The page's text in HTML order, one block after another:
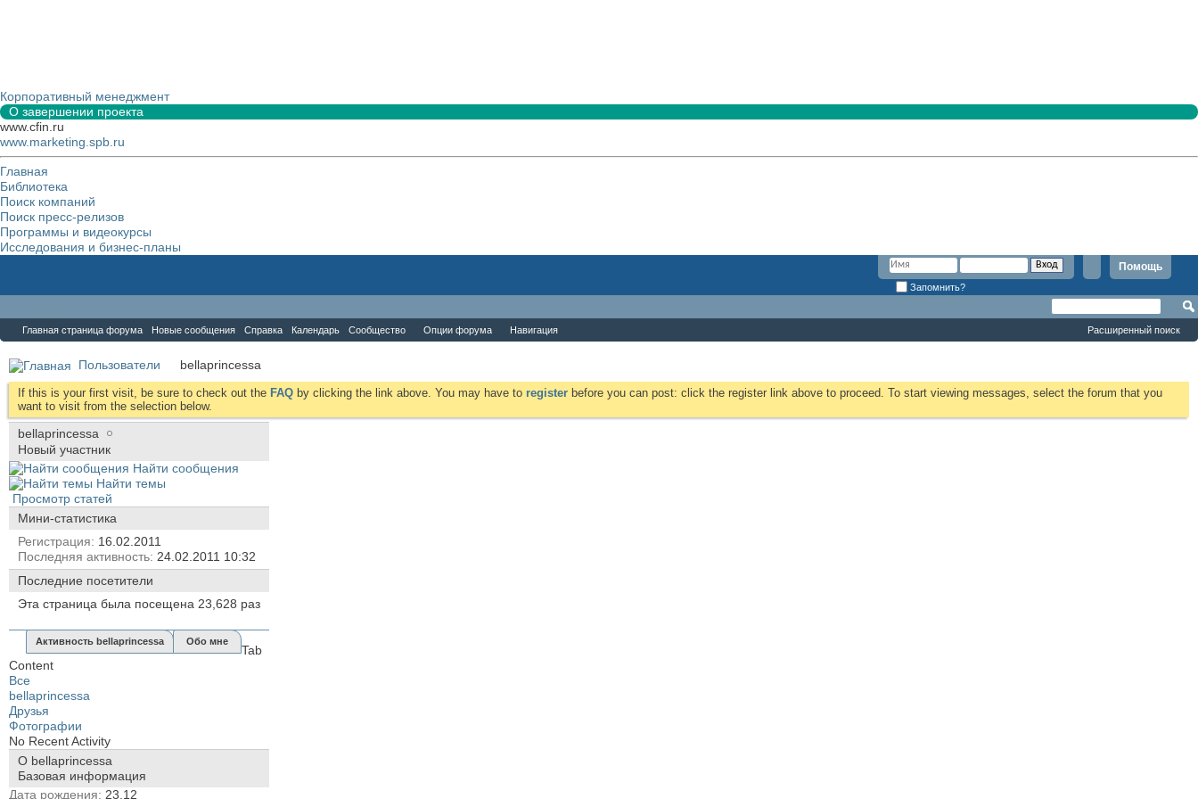
Корпоративный менеджмент
О завершении проекта
www.cfin.ru
www.marketing.spb.ru
Главная
Библиотека
Поиск компаний
Поиск пресс-релизов
Программы и видеокурсы
Исследования и бизнес-планы
Помощь
Запомнить?
Главная страница форума Новые сообщения Справка Календарь Сообщество Опции форума Навигация Расширенный поиск
Пользователи bellaprincessa
If this is your first visit, be sure to check out the FAQ by clicking the link above. You may have to register before you can post: click the register link above to proceed. To start viewing messages, select the forum that you
want to visit from the selection below.
bellaprincessa
Новый участник
Найти сообщения
Найти темы
Просмотр статей
Мини-статистика
Регистрация
16.02.2011
Последняя активность 24.02.2011 10:32
Последние посетители
Эта страница была посещена 23,628 раз
Активность bellaprincessa Обо мне
Tab
Content
Все
bellaprincessa
Друзья
Фотографии
No Recent Activity
О bellaprincessa
Базовая информация
Дата рождения 23.12